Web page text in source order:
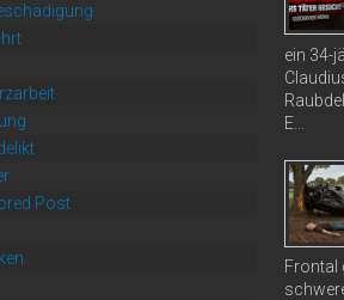
Post
ein 34-
E...
Frontal